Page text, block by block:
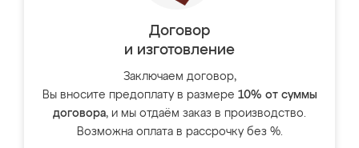
Договор
и изготовление
Заключаем договор,
Вы вносите предоплату в размере 10% от суммы
договора, и мы отдаём заказ в производство.
Возможна оплата в рассрочку без %.